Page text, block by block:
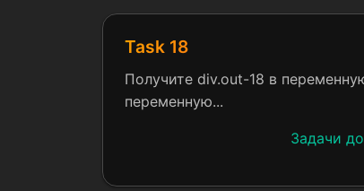
Task 18
Получите div.out-18 в
переменную...
Задачи